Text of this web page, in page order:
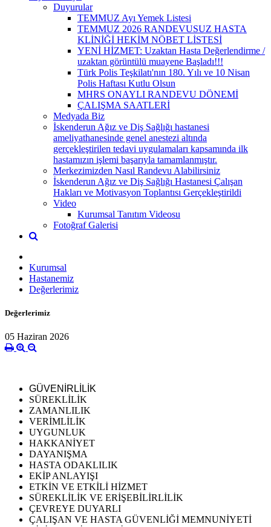
Duyurular
TEMMUZ Ayı Yemek Listesi
TEMMUZ 2026 RANDEVUSUZ HASTA
KLİNİĞİ HEKİM NÖBET LİSTESİ
YENİ HİZMET: Uzaktan Hasta Değerlendirme /
uzaktan görüntülü muayene Başladı!!!
Türk Polis Teşkilatı'nın 180. Yılı ve 10 Nisan
Polis Haftası Kutlu Olsun
MHRS ONAYLI RANDEVU DÖNEMİ
ÇALIŞMA SAATLERİ
Medyada Biz
İskenderun Ağız ve Diş Sağlığı hastanesi
ameliyathanesinde genel anestezi altında
gerçekleştirilen tedavi uygulamaları kapsamında ilk
hastamızın işlemi başarıyla tamamlanmıştır.
Merkezimizden Nasıl Randevu Alabilirsiniz
İskenderun Ağız ve Diş Sağlığı Hastanesi Çalışan
Hakları ve Motivasyon Toplantısı Gerçekleştirildi
Video
Kurumsal Tanıtım Videosu
Fotoğraf Galerisi
Kurumsal
Hastanemiz
Değerlerimiz
Değerlerimiz
05 Haziran 2026
GÜVENİRLİLİK
SÜREKLİLİK
ZAMANLILIK
VERİMLİLİK
UYGUNLUK
HAKKANİYET
DAYANIŞMA
HASTA ODAKLILIK
EKİP ANLAYIŞI
ETKİN VE ETKİLİ HİZMET
SÜREKLİLİK VE ERİŞEBİLİRLİLİK
ÇEVREYE DUYARLI
ÇALIŞAN VE HASTA GÜVENLİĞİ MEMNUNİYETİ